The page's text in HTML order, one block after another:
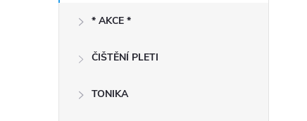
* AKCE *
ČIŠTĚNÍ PLETI
TONIKA